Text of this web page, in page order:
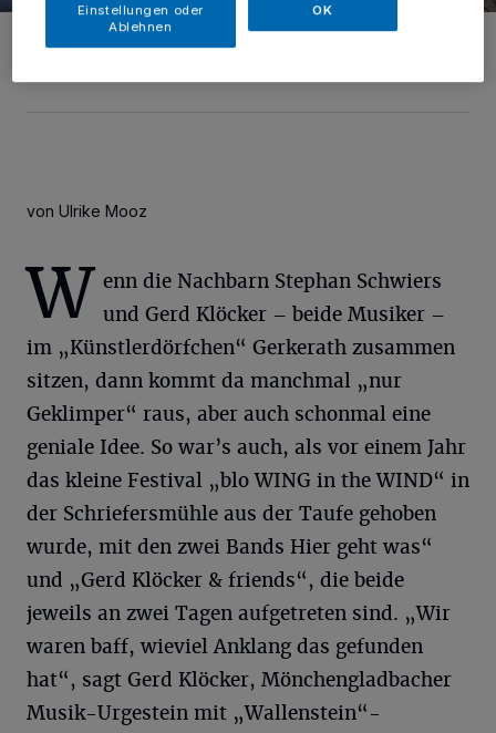
„Hier geht was“, das sind Stephan Schwiers, Arnold Küsters, Dirk
Rütten und Manna Meurer (v.l.).
von Ulrike Mooz
W enn die Nachbarn Stephan Schwiers
und Gerd Klöcker – beide Musiker –
im „Künstlerdörfchen“ Gerkerath zusammen
sitzen, dann kommt da manchmal „nur
Geklimper“ raus, aber auch schonmal eine
geniale Idee. So war’s auch, als vor einem Jahr
das kleine Festival „blo WING in the WIND“ in
der Schriefersmühle aus der Taufe gehoben
wurde, mit den zwei Bands Hier geht was“
und „Gerd Klöcker & friends“, die beide
jeweils an zwei Tagen aufgetreten sind. „Wir
waren baff, wieviel Anklang das gefunden
hat“, sagt Gerd Klöcker, Mönchengladbacher
Musik-Urgestein mit „Wallenstein“-
Einstellungen oder
Ablehnen
OK